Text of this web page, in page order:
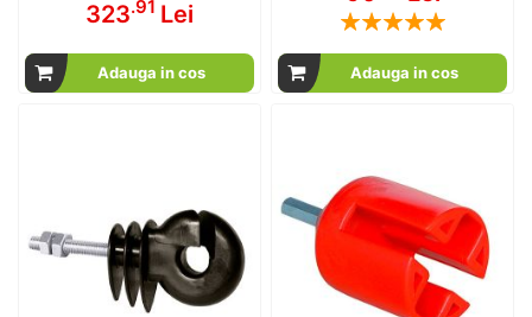
323.91 Lei
Adauga in cos
Rating:
Adauga in cos